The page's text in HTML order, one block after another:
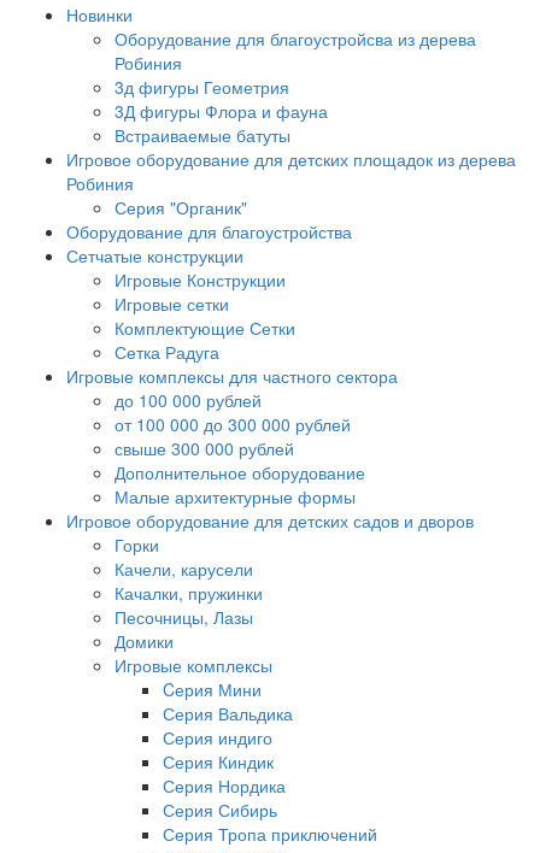
Новинки
Оборудование для благоустройсва из дерева
Робиния
3д фигуры Геометрия
3Д фигуры Флора и фауна
Встраиваемые батуты
Игровое оборудование для детских площадок из дерева
Робиния
Серия "Органик"
Оборудование для благоустройства
Сетчатые конструкции
Игровые Конструкции
Игровые сетки
Комплектующие Сетки
Сетка Радуга
Игровые комплексы для частного сектора
до 100 000 рублей
от 100 000 до 300 000 рублей
свыше 300 000 рублей
Дополнительное оборудование
Малые архитектурные формы
Игровое оборудование для детских садов и дворов
Горки
Качели, карусели
Качалки, пружинки
Песочницы, Лазы
Домики
Игровые комплексы
Cерия Мини
Серия Вальдика
Серия индиго
Серия Киндик
Серия Нордика
Серия Сибирь
Серия Тропа приключений